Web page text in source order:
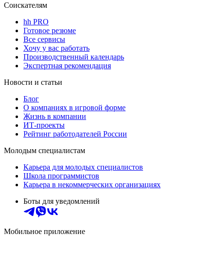
Соискателям
hh PRO
Готовое резюме
Все сервисы
Хочу у вас работать
Производственный календарь
Экспертная рекомендация
Новости и статьи
Блог
О компаниях в игровой форме
Жизнь в компании
ИТ-проекты
Рейтинг работодателей России
Молодым специалистам
Карьера для молодых специалистов
Школа программистов
Карьера в некоммерческих организациях
Боты для уведомлений
Мобильное приложение